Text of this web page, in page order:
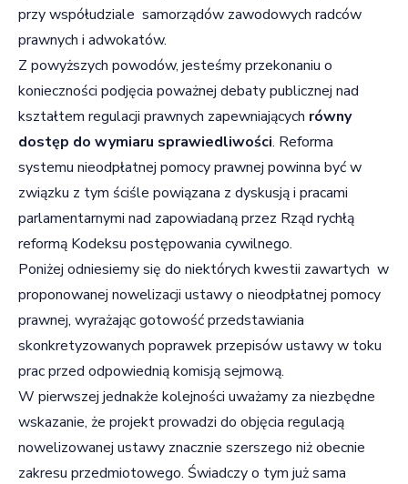
przy współudziale samorządów zawodowych radców
prawnych i adwokatów.
Z powyższych powodów, jesteśmy przekonaniu o
konieczności podjęcia poważnej debaty publicznej nad
kształtem regulacji prawnych zapewniających równy
dostęp do wymiaru sprawiedliwości. Reforma
systemu nieodpłatnej pomocy prawnej powinna być w
związku z tym ściśle powiązana z dyskusją i pracami
parlamentarnymi nad zapowiadaną przez Rząd rychłą
reformą Kodeksu postępowania cywilnego.
Poniżej odniesiemy się do niektórych kwestii zawartych w
proponowanej nowelizacji ustawy o nieodpłatnej pomocy
prawnej, wyrażając gotowość przedstawiania
skonkretyzowanych poprawek przepisów ustawy w toku
prac przed odpowiednią komisją sejmową.
W pierwszej jednakże kolejności uważamy za niezbędne
wskazanie, że projekt prowadzi do objęcia regulacją
nowelizowanej ustawy znacznie szerszego niż obecnie
zakresu przedmiotowego. Świadczy o tym już sama